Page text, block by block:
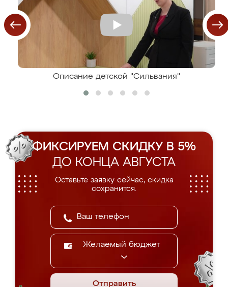
Описание детской "Сильвания"
ФИКСИРУЕМ СКИДКУ В 5%
ДО КОНЦА АВГУСТА
Оставьте заявку сейчас, скидка
сохранится.
Желаемый бюджет
Отправить